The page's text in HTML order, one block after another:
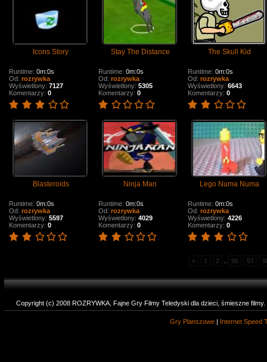
Icons Story
Runtime: 0m:0s
Od: rozrywka
Wyświetlony: 7127
Komentarzy: 0
Stay The Distance
Runtime: 0m:0s
Od: rozrywka
Wyświetlony: 5305
Komentarzy: 0
The Skull Kid
Runtime: 0m:0s
Od: rozrywka
Wyświetlony: 6643
Komentarzy: 0
Blasteroids
Runtime: 0m:0s
Od: rozrywka
Wyświetlony: 5597
Komentarzy: 0
Ninja Man
Runtime: 0m:0s
Od: rozrywka
Wyświetlony: 4029
Komentarzy: 0
Lego Numa Numa
Runtime: 0m:0s
Od: rozrywka
Wyświetlony: 4226
Komentarzy: 0
« 1 2 96 97
Copyright (c) 2008 ROZRYWKA, Fajne Gry Filmy Teledyski dla dzieci, śmieszne
Gry Planszowe | Internet Speed